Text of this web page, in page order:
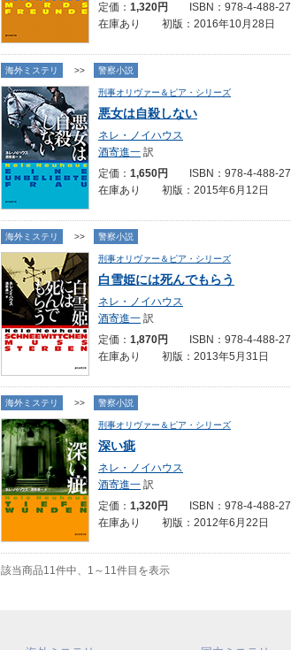
定価： 1,320円
ISBN：978-4-488-
在庫あり 初版：2016年10月28日
海外ミステリ >> 警察小説
刑事オリヴァー＆ピア・シリーズ
悪女は自殺しない
ネレ・ノイハウス
酒寄進一 訳
定価： 1,650円
ISBN：978-4-488-
在庫あり 初版：2015年6月12日
海外ミステリ >> 警察小説
刑事オリヴァー＆ピア・シリーズ
白雪姫には死んでもらう
ネレ・ノイハウス
酒寄進一 訳
定価： 1,870円
ISBN：978-4-488-
在庫あり 初版：2013年5月31日
海外ミステリ >> 警察小説
刑事オリヴァー＆ピア・シリーズ
深い疵
ネレ・ノイハウス
酒寄進一 訳
定価： 1,320円
ISBN：978-4-488-
在庫あり 初版：2012年6月22日
該当商品11件中、1～11件目を表示